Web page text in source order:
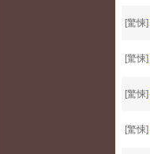
[驚悚]
[驚悚]
[驚悚]
[驚悚]